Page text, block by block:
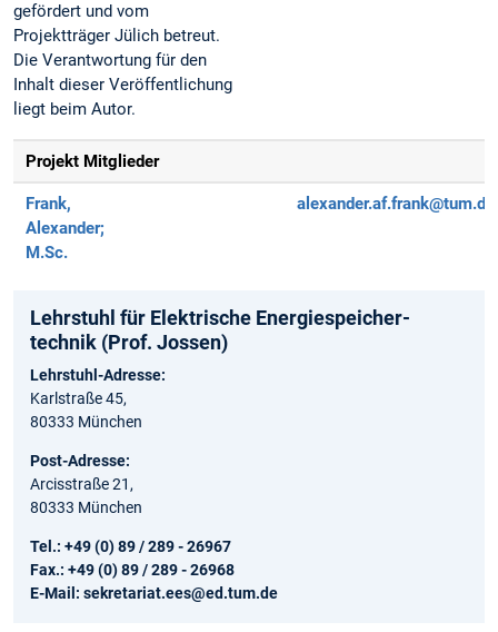
gefördert und vom
Projektträger Jülich betreut.
Die Verantwortung für den
Inhalt dieser Veröffentlichung
liegt beim Autor.
Projekt Mitglieder
Frank,
Alexander;
M.Sc.
alexander.af.frank@tum.de
Lehrstuhl für Elektrische Energie­speicher­
technik (Prof. Jossen)
Lehrstuhl-Adresse:
Karlstraße 45,
80333 München
Post-Adresse:
Arcisstraße 21,
80333 München
Tel.: +49 (0) 89 / 289 - 26967
Fax.: +49 (0) 89 / 289 - 26968
E-Mail: sekretariat.ees@ed.tum.de